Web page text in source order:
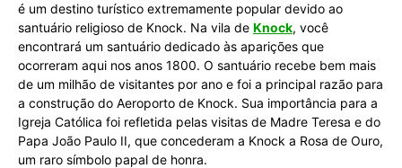
é um destino turístico extremamente popular devido ao
santuário religioso de Knock. Na vila de Knock, você
encontrará um santuário dedicado às aparições que
ocorreram aqui nos anos 1800. O santuário recebe bem mais
de um milhão de visitantes por ano e foi a principal razão para
a construção do Aeroporto de Knock. Sua importância para a
Igreja Católica foi refletida pelas visitas de Madre Teresa e do
Papa João Paulo II, que concederam a Knock a Rosa de Ouro,
um raro símbolo papal de honra.